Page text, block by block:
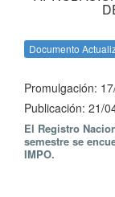
Documento
Promulgación:
Publicación: 21/
El Registro
semestre se
IMPO.